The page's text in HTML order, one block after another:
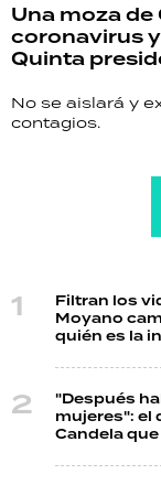
Una moza
coronavirus
Quinta
No se aislará y
contagios.
Filtran los
Moyano
quién es la
"Después
mujeres": el
Candela